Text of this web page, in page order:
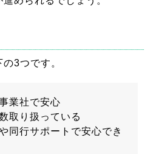
3つです。
業社で安心
取り扱っている
同行サポートで安心でき